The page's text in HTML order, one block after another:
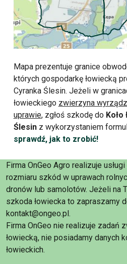
Mapa prezentuje granice
których gospodarkę łowiecką
Cyranka Ślesin. Jeżeli w
łowieckiego zwierzyna
uprawie, zgłoś szkodę do
Ślesinz wykorzystaniem
sprawdź, jak to zrobić!
Firma OnGeo Agro realizuje
rozmiaru szkód w uprawach
dronów lub samolotów. Jeżeli na
szkoda łowiecka to zapraszamy
kontakt@ongeo.pl.
Firma OnGeo nie realizuje zadań
łowiecką, nie posiadamy danych
łowieckich.